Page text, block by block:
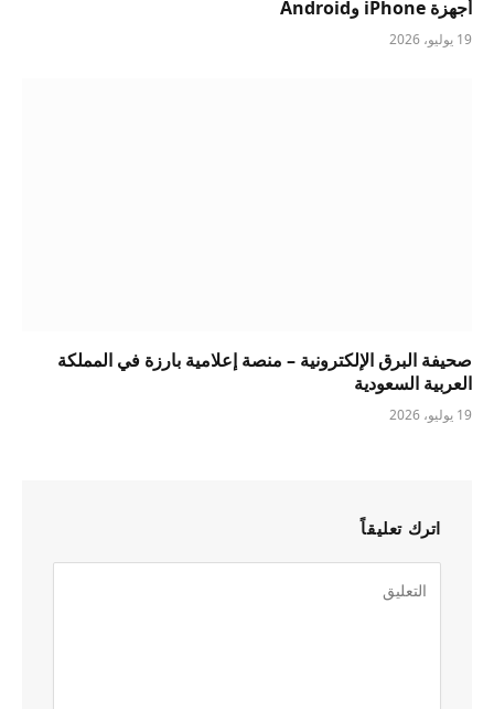
أجهزة iPhone وAndroid
19 يوليو، 2026
صحيفة البرق الإلكترونية – منصة إعلامية بارزة في المملكة
العربية السعودية
19 يوليو، 2026
اترك تعليقاً